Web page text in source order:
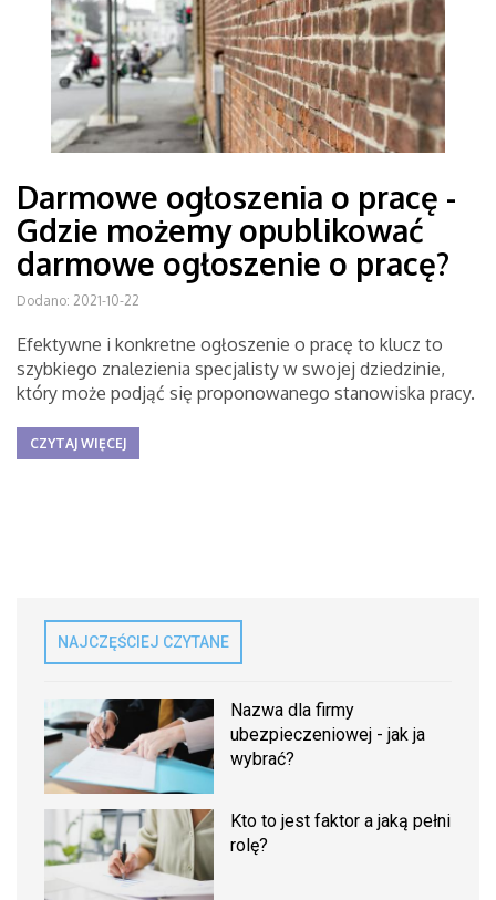
Darmowe ogłoszenia o pracę -
Gdzie możemy opublikować
darmowe ogłoszenie o pracę?
Dodano: 2021-10-22
Efektywne i konkretne ogłoszenie o pracę to klucz to
szybkiego znalezienia specjalisty w swojej dziedzinie,
który może podjąć się proponowanego stanowiska pracy.
CZYTAJ WIĘCEJ
NAJCZĘŚCIEJ CZYTANE
Nazwa dla firmy
ubezpieczeniowej - jak ja
wybrać?
Kto to jest faktor a jaką pełni
rolę?